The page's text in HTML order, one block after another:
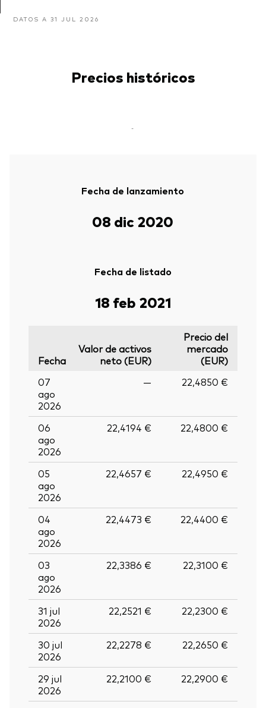
DATOS A 31 JUL 2026
Precios históricos
-
Fecha de lanzamiento
08 dic 2020
Fecha de listado
18 feb 2021
Fecha
Valor de activos
neto (EUR)
Precio del
mercado
(EUR)
07
ago
2026
— 22,4850 €
06
ago
2026
22,4194 € 22,4800 €
05
ago
2026
22,4657 € 22,4950 €
04
ago
2026
22,4473 € 22,4400 €
03
ago
2026
22,3386 € 22,3100 €
31 jul
2026
22,2521 € 22,2300 €
30 jul
2026
22,2278 € 22,2650 €
29 jul
2026
22,2100 € 22,2900 €